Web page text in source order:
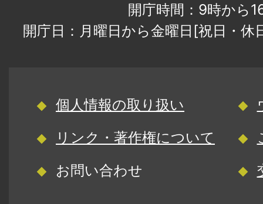
開庁時間：9時から
開庁日：月曜日から金曜日[祝日・
個人情報の取り扱い
リンク・著作権について
お問い合わせ